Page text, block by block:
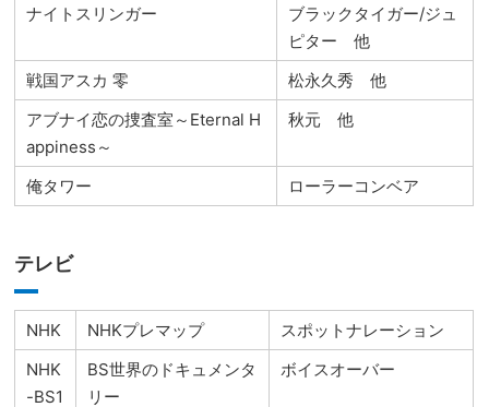
ナイトスリンガー
ブラックタイガー/ジュ
ピター 他
戦国アスカ 零
松永久秀 他
アブナイ恋の捜査室～Eternal H
appiness～
秋元 他
俺タワー ローラーコンベア
テレビ
NHK NHKプレマップ
スポットナレーション
NHK
-BS1
BS世界のドキュメンタ
リー
ボイスオーバー